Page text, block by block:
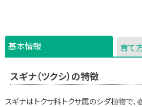
基本情報 育て
スギナ（ツクシ）の特徴
スギナはトクサ科トクサ属のシダ植物で